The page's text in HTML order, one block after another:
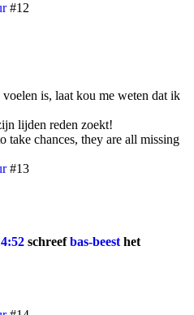
#12
is, laat kou me weten dat ik
lijden reden zoekt!
take chances, they are all missing
#13
schreefbas-beest het